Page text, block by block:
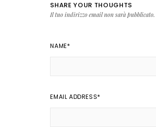
SHARE YOUR THOUGHTS
Il tuo indirizzo email non sarà pubblicato.
NAME*
EMAIL ADDRESS*